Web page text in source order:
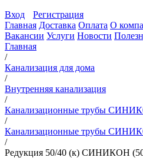
Вход
Регистрация
Главная Доставка Оплата О
Вакансии Услуги Новости
Главная
/
Канализация для дома
/
Внутренняя канализация
/
Канализационные трубы
/
Канализационные трубы
/
Редукция 50/40 (к) СИНИКОН